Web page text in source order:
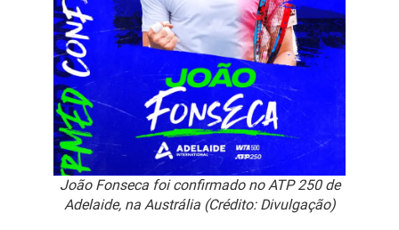
João Fonseca foi confirmado no ATP 250 de
Adelaide, na Austrália (Crédito: Divulgação)